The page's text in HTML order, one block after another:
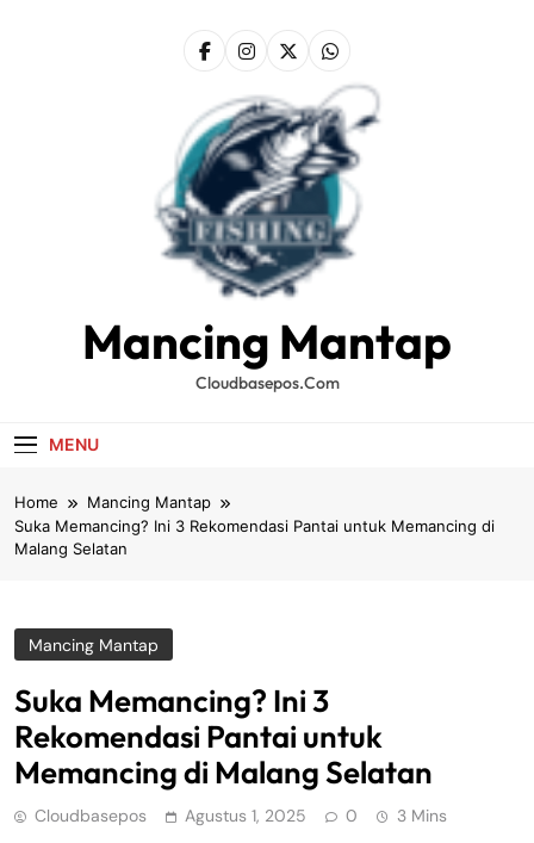
Mancing Mantap
Cloudbasepos.com
MENU
Home
Mancing Mantap
Suka Memancing? Ini 3 Rekomendasi Pantai untuk Memancing di
Malang Selatan
Mancing Mantap
Suka Memancing? Ini 3
Rekomendasi Pantai untuk
Memancing di Malang Selatan
Cloudbasepos Agustus 1, 2025 0 3 Mins